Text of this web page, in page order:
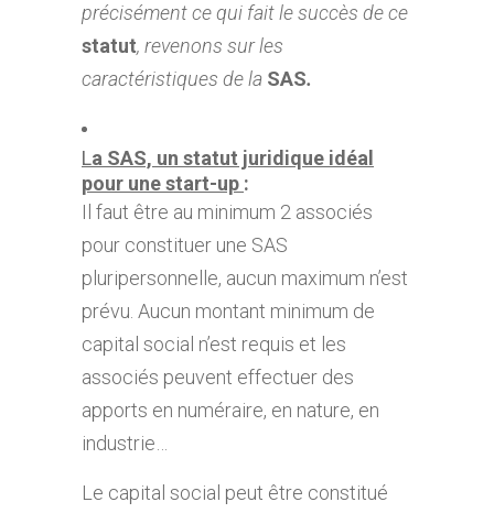
précisément ce qui fait le succès de ce
statut, revenons sur les
caractéristiques de la SAS.
La SAS, un statut juridique idéal
pour une start-up :
Il faut être au minimum 2 associés
pour constituer une SAS
pluripersonnelle, aucun maximum n’est
prévu. Aucun montant minimum de
capital social n’est requis et les
associés peuvent effectuer des
apports en numéraire, en nature, en
industrie…
Le capital social peut être constitué